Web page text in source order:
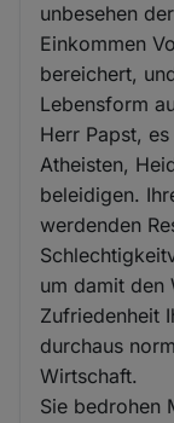
unbesehen
Einkommen
bereichert,
Lebensform
Herr Papst,
Atheisten,
beleidigen.
werdenden
um damit den
Zufriedenheit
durchaus
Wirtschaft.
Sie bedrohen